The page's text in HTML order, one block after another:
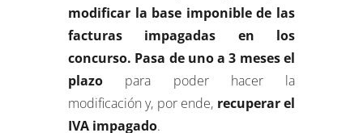
modificar la base imponible de las
facturas impagadas en los
concurso. Pasa de uno a 3 meses el
plazo para poder hacer la
modificación y, por ende, recuperar el
IVA impagado.